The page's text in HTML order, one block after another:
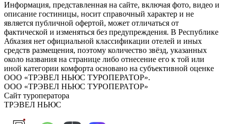
Информация, представленная на сайте, включая фото, видео и
описание гостиницы, носит справочный характер и не
является публичной офертой, может отличаться от
фактической и изменяться без предупреждения. В Республике
Абхазия нет официальной классификации отелей и иных
средств размещения, поэтому количество звёзд, указанных
около названия на странице либо отнесение его к той или
иной категории комфорта основано на субъективной оценке
ООО «ТРЭВЕЛ НЬЮС ТУРОПЕРАТОР».
ООО «ТРЭВЕЛ НЬЮС ТУРОПЕРАТОР»
Сайт туроператора
ТРЭВЕЛ НЬЮС